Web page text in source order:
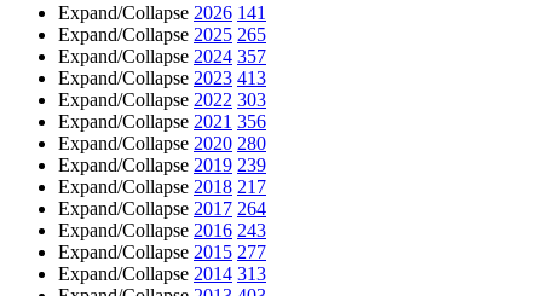
Expand/Collapse 2026 141
Expand/Collapse 2025 265
Expand/Collapse 2024 357
Expand/Collapse 2023 413
Expand/Collapse 2022 303
Expand/Collapse 2021 356
Expand/Collapse 2020 280
Expand/Collapse 2019 239
Expand/Collapse 2018 217
Expand/Collapse 2017 264
Expand/Collapse 2016 243
Expand/Collapse 2015 277
Expand/Collapse 2014 313